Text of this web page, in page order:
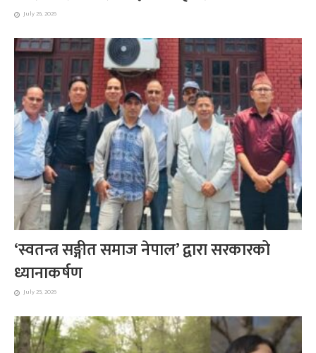
July 26, 2026
‘स्वतन्त्र सङ्गीत समाज नेपाल’ द्वारा सरकारको
ध्यानाकर्षण
July 25, 2026